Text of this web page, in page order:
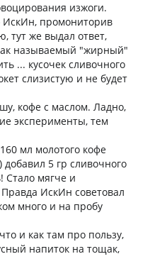
изжоги.
ИскИн, промониторив
тут же выдал ответ,
называемый "жирный"
... кусочек сливочного
слизистую и не будет
кофе с маслом. Ладно,
эксперименты, тем
мл молотого кофе
5 гр сливочного
Стало мягче и
ИскИн советовал
много и на пробу
и как там про пользу,
напиток на тощак,